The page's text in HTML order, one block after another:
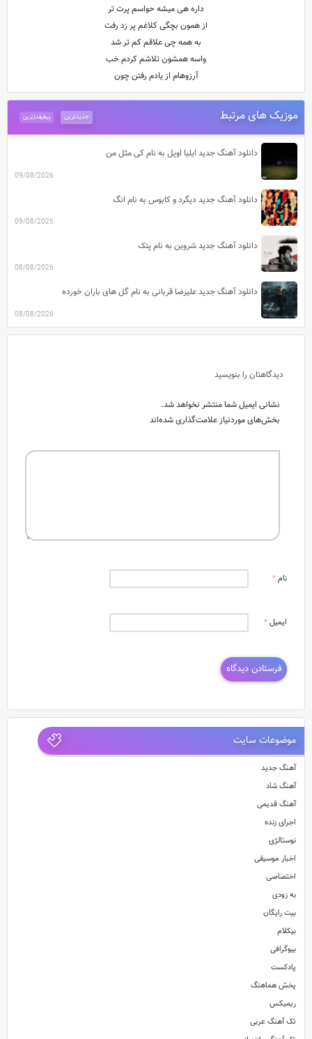
داره هی میشه حواسم پرت تر
از همون بچگی کلاغم پر زد رفت
به همه چی علاقم کم تر شد
واسه همشون تلاشم کردم خب
آرزوهام از یادم رفتن چون
موزیک های مرتبط پرطرفدارترین جدیدترین
دانلود آهنگ جدید ایلیا اویل به نام کی مثل من
09/08/2026
دانلود آهنگ جدید دیگرد و کابوس به نام انگ
09/08/2026
دانلود آهنگ جدید شروین به نام پتک
08/08/2026
دانلود آهنگ جدید علیرضا قربانی به نام گل های باران خورده
08/08/2026
دیدگاهتان را بنویسید
نشانی ایمیل شما منتشر نخواهد شد.
بخش‌های موردنیاز علامت‌گذاری شده‌اند
نام*
ایمیل*
موضوعات سایت
آهنگ جدید
آهنگ شاد
آهنگ قدیمی
اجرای زنده
نوستالژی
اخبار موسیقی
اختصاصی
به زودی
بیت رایگان
بیکلام
بیوگرافی
پادکست
پخش هماهنگ
ریمیکس
تک آهنگ عربی